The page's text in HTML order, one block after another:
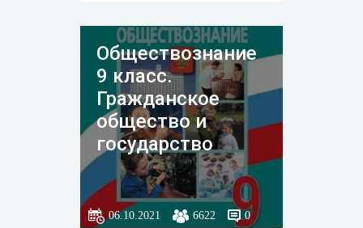
Обществознание
9 класс.
Гражданское
общество и
государство
06.10.2021 6622 0